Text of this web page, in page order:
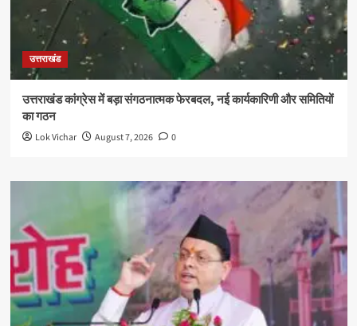
उत्तराखंड
उत्तराखंड कांग्रेस में बड़ा संगठनात्मक फेरबदल, नई कार्यकारिणी और समितियों
का गठन
Lok Vichar August 7, 2026 0